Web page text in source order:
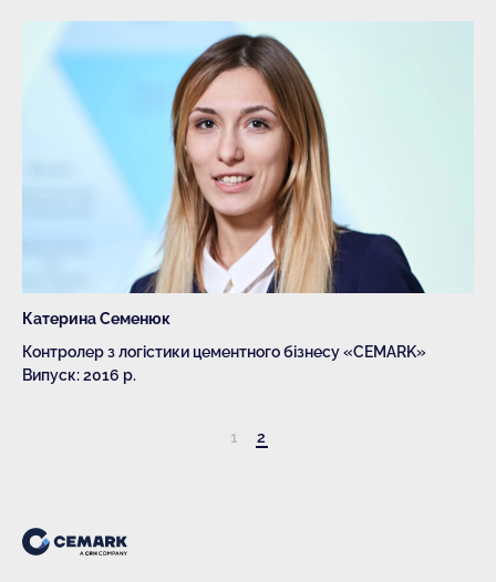
Катерина Семенюк
Контролер з логістики цементного бізнесу «CEMARK»
Випуск: 2016 р.
1 2